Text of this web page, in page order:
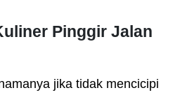
Pinggir Jalan
jika tidak mencicipi